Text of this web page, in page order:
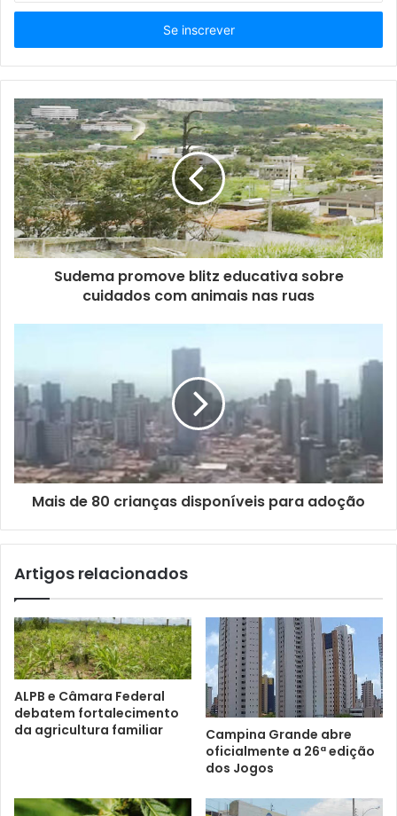
s
r
a
s
e
u
e
n
d
e
r
e
a
l
Sudema promove blitz educativa sobre
cuidados com animais nas ruas
Mais de 80 crianças disponíveis para adoção
Artigos relacionados
ALPB e Câmara Federal
debatem fortalecimento
da agricultura familiar
Campina Grande abre
oficialmente a 26ª edição
dos Jogos